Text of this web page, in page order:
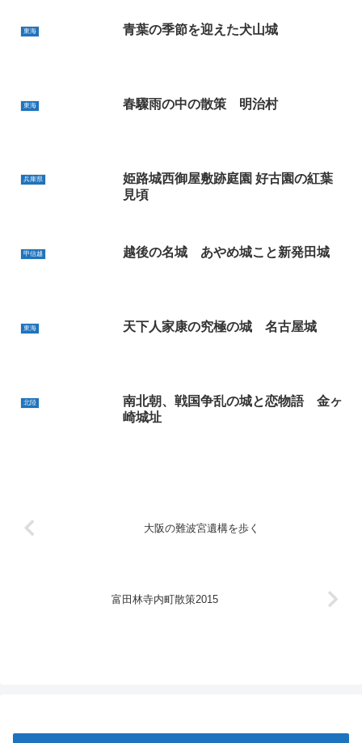
東海 青葉の季節を迎えた犬山城
東海 春驟雨の中の散策 明治村
兵庫県
姫路城西御屋敷跡庭園 好古園の紅葉
見頃
甲信越 越後の名城 あやめ城こと新発田城
東海 天下人家康の究極の城 名古屋城
北陸
南北朝、戦国争乱の城と恋物語 金ヶ
崎城址
大阪の難波宮遺構を歩く
富田林寺内町散策2015